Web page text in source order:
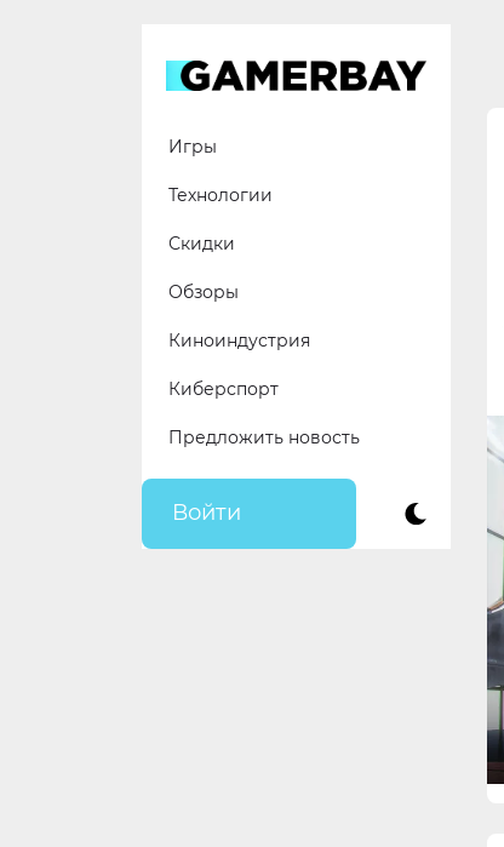
Игры
Технологии
Скидки
Обзоры
Киноиндустрия
Киберспорт
Предложить новость
Войти